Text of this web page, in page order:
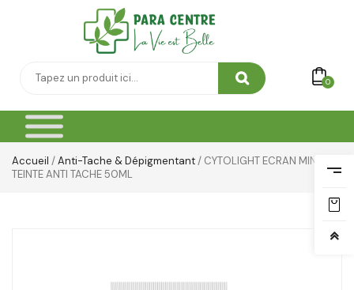
0
Accueil /Anti-Tache & Dépigmentant/ CYTOLIGHT ECRAN MINERAL
TEINTE ANTI TACHE 50ML